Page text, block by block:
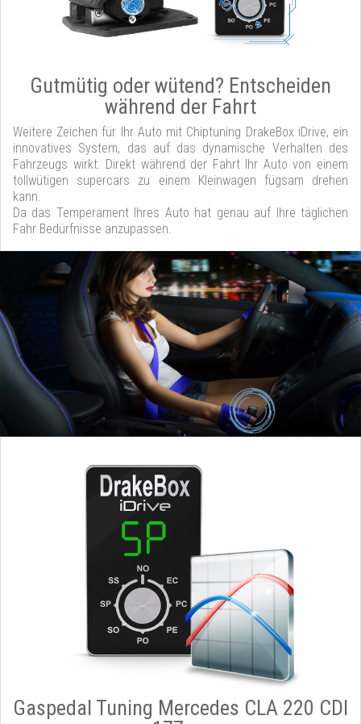
Gutmütig oder wütend? Entscheiden
während der Fahrt
Weitere Zeichen für Ihr Auto mit Chiptuning DrakeBox iDrive, ein
innovatives System, das auf das dynamische Verhalten des
Fahrzeugs wirkt. Direkt während der Fahrt Ihr Auto von einem
tollwütigen supercars zu einem Kleinwagen fügsam drehen
kann.
Da das Temperament Ihres Auto hat genau auf Ihre täglichen
Fahr Bedürfnisse anzupassen.
Gaspedal Tuning Mercedes CLA 220 CDI